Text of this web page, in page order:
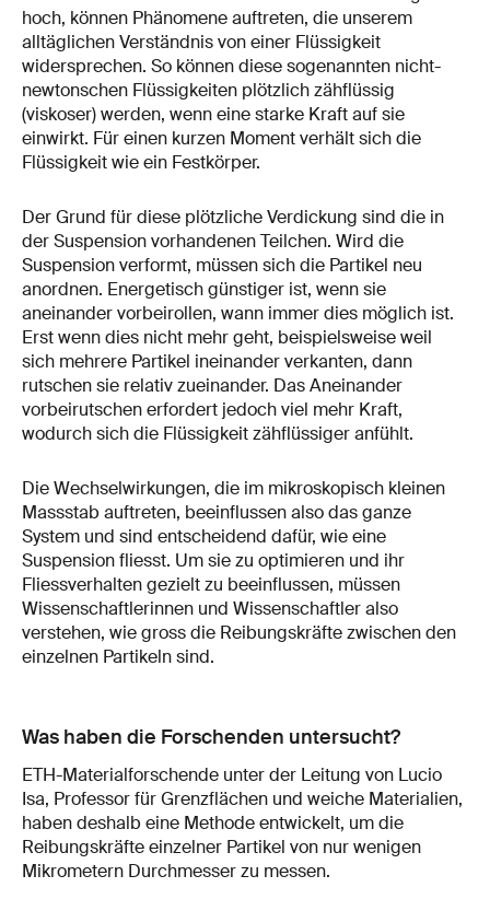
hoch, können Phänomene auftreten, die unserem
alltäglichen Verständnis von einer Flüssigkeit
widersprechen. So können diese sogenannten nicht-
newtonschen Flüssigkeiten plötzlich zähflüssig
(viskoser) werden, wenn eine starke Kraft auf sie
einwirkt. Für einen kurzen Moment verhält sich die
Flüssigkeit wie ein Festkörper.
Der Grund für diese plötzliche Verdickung sind die in
der Suspension vorhandenen Teilchen. Wird die
Suspension verformt, müssen sich die Partikel neu
anordnen. Energetisch günstiger ist, wenn sie
aneinander vorbeirollen, wann immer dies möglich ist.
Erst wenn dies nicht mehr geht, beispielsweise weil
sich mehrere Partikel ineinander verkanten, dann
rutschen sie relativ zueinander. Das Aneinander
vorbeirutschen erfordert jedoch viel mehr Kraft,
wodurch sich die Flüssigkeit zähflüssiger anfühlt.
Die Wechselwirkungen, die im mikroskopisch kleinen
Massstab auftreten, beeinflussen also das ganze
System und sind entscheidend dafür, wie eine
Suspension fliesst. Um sie zu optimieren und ihr
Fliessverhalten gezielt zu beeinflussen, müssen
Wissenschaftlerinnen und Wissenschaftler also
verstehen, wie gross die Reibungskräfte zwischen den
einzelnen Partikeln sind.
Was haben die Forschenden untersucht?
ETH-Materialforschende unter der Leitung von Lucio
Isa, Professor für Grenzflächen und weiche Materialien,
haben deshalb eine Methode entwickelt, um die
Reibungskräfte einzelner Partikel von nur wenigen
Mikrometern Durchmesser zu messen.